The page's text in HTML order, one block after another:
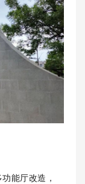
能厅改造，